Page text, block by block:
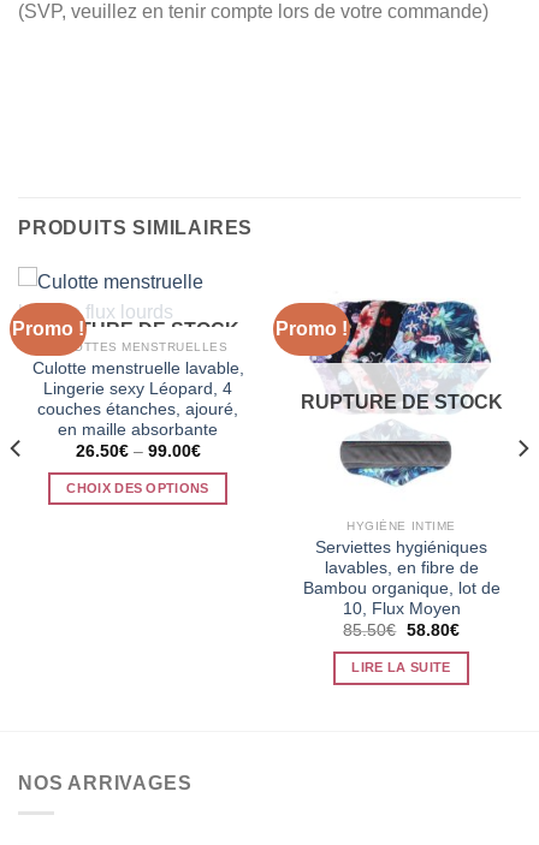
(SVP, veuillez en tenir compte lors de votre commande)
PRODUITS SIMILAIRES
Promo !
RUPTURE DE STOCK
CULOTTES MENSTRUELLES
Culotte menstruelle lavable,
Lingerie sexy Léopard, 4
couches étanches, ajouré,
en maille absorbante
26.50€– 99.00€
CHOIX DES OPTIONS
la
Promo !
RUPTURE DE STOCK
HYGIÈNE INTIME
Serviettes hygiéniques
lavables, en fibre de
Bambou organique, lot de
10, Flux Moyen
85.50€ Le
initial
était :
58.80€Le
LIRE LA SUITE
NOS ARRIVAGES